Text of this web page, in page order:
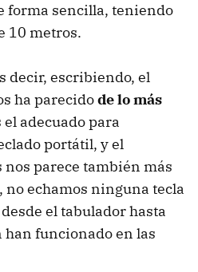
forma sencilla, teniendo
10 metros.
decir, escribiendo, el
ha parecidode lo más
el adecuado para
portátil, y el
parece también más
no echamos ninguna tecla
el tabulador hasta
funcionado en las